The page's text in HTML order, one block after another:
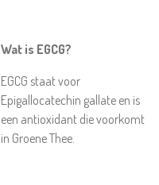
Wat is EGCG?
EGCG staat voor
Epigallocatechin gallate en is
een antioxidant die voorkomt
in Groene Thee.